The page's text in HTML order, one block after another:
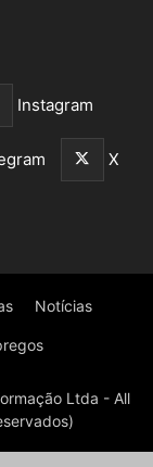
Instagram
X
Notícias
Ltda - All